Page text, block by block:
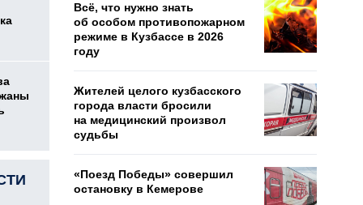
Всё, что нужно знать
об особом противопожарном
режиме в Кузбассе в 2026
году
Жителей целого кузбасского
города власти бросили
на медицинский произвол
судьбы
«Поезд Победы» совершил
остановку в Кемерове